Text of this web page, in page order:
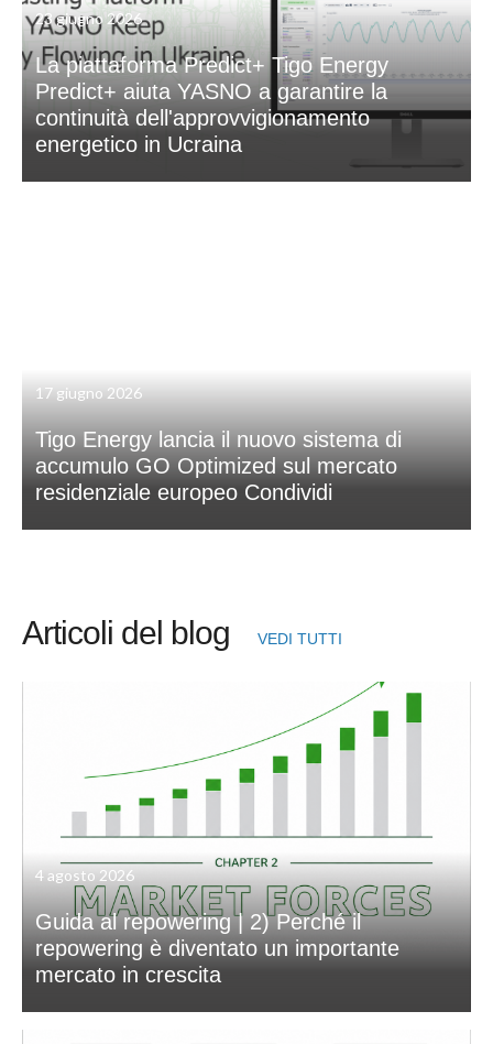
23 giugno 2026
La piattaforma Predict+ Tigo Energy
Predict+ aiuta YASNO a garantire la
continuità dell'approvvigionamento
energetico in Ucraina
17 giugno 2026
Tigo Energy lancia il nuovo sistema di
accumulo GO Optimized sul mercato
residenziale europeo Condividi
Articoli del blog VEDI TUTTI
4 agosto 2026
Guida al repowering | 2) Perché il
repowering è diventato un importante
mercato in crescita